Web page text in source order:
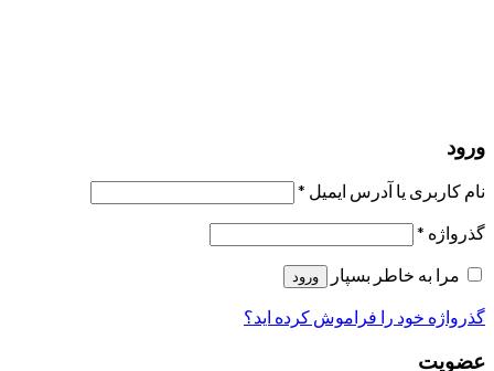
ورود
نام کاربری یا آدرس ایمیل *
گذرواژه *
مرا به خاطر بسپار
ورود
گذرواژه خود را فراموش کرده اید؟
عضویت